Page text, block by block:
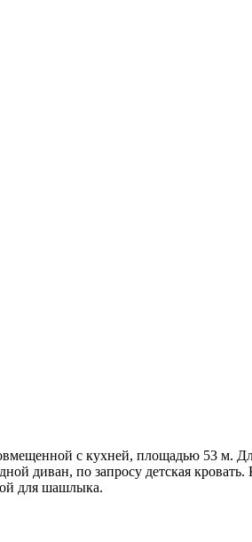
с кухней, площадью 53 м.
диван, по запросу детская
для шашлыка.